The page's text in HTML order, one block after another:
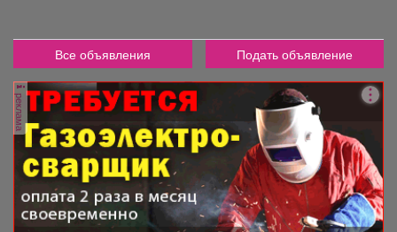
Все объявления Подать объявление
реклама